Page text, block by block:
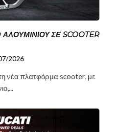
ΑΛΟΥΜΙΝΊΟΥ ΣΕ SCOOTER
2026
νέα πλατφόρμα scooter, με